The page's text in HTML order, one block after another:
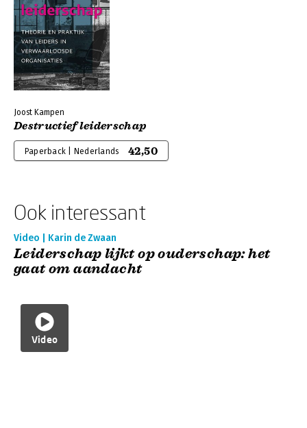
Joost Kampen
Destructief leiderschap
Paperback | Nederlands 42,50
Ook interessant
Video | Karin de Zwaan
Leiderschap lijkt op ouderschap: het
gaat om aandacht
Video